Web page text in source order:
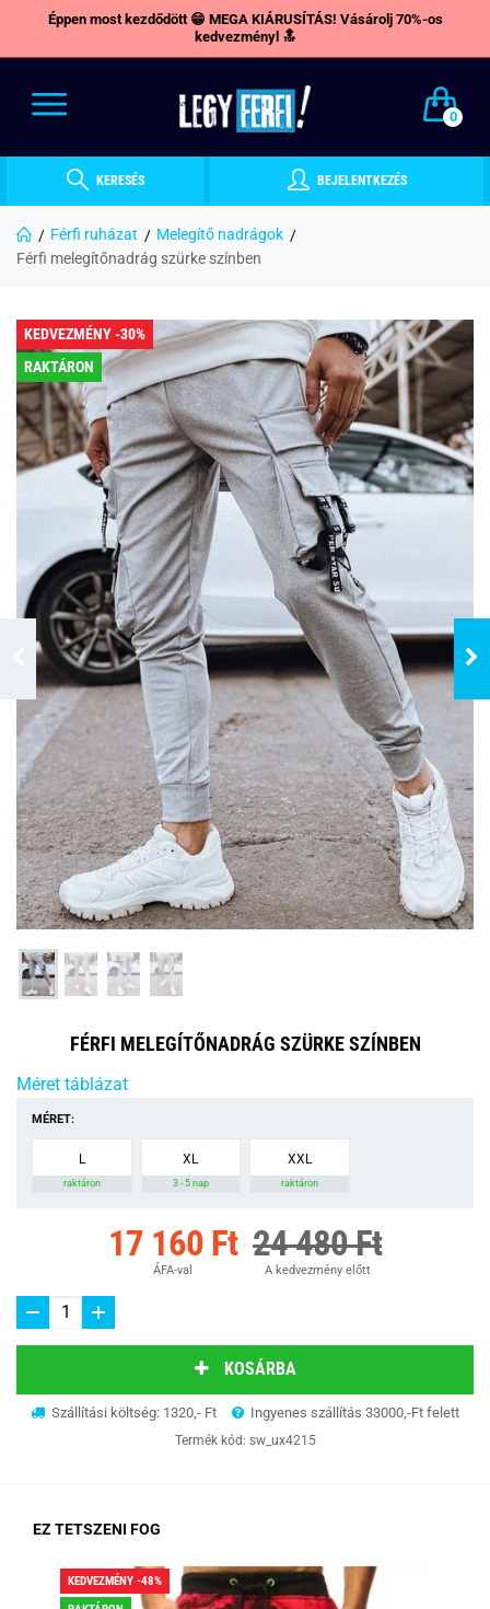
Éppen most kezdődött 😁 MEGA KIÁRUSÍTÁS! Vásárolj 70%-os
kedvezményl 🔝
0
KERESÉS BEJELENTKEZÉS
Férfi ruházat
Melegítő nadrágok
Férfi melegítőnadrág szürke színben
KEDVEZMÉNY -30%
RAKTÁRON
FÉRFI MELEGÍTŐNADRÁG SZÜRKE SZÍNBEN
Méret táblázat
MÉRET:
L
raktáron
XL
3 - 5 nap
XXL
raktáron
17 160 Ft
ÁFA-val
24 480 Ft
A kedvezmény előtt
KOSÁRBA
Szállítási költség: 1320,- Ft Ingyenes szállítás 33000,-Ft felett
Termék kód: sw_ux4215
EZ TETSZENI FOG
KEDVEZMÉNY -48%